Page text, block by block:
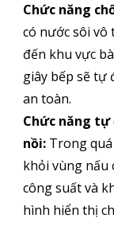
Chức năng
có nước sôi
đến khu vực
giây bếp sẽ tự
an toàn.
Chức năng
nồi:Trong quá
khỏi vùng nấu
công suất và
hình hiển thị